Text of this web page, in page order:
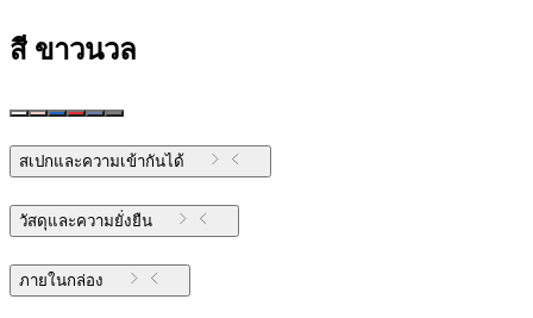
สี ขาวนวล
สเปกและความเข้ากันได้
วัสดุและความยั่งยืน
ภายในกล่อง